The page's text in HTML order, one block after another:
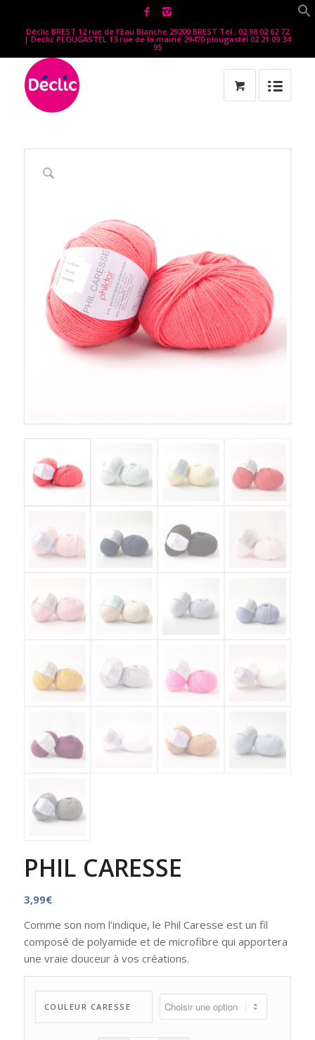
Déclic BREST 12 rue de l'Eau Blanche 29200 BREST Tél : 02 98 02 62 72
| Declic PLOUGASTEL 13 rue de la mairie 29470 plougastel 02 21 09 34
95
PHIL CARESSE
3,99€
Comme son nom l’indique, le Phil Caresse est un fil
composé de polyamide et de microfibre qui apportera
une vraie douceur à vos créations.
COULEUR CARESSE